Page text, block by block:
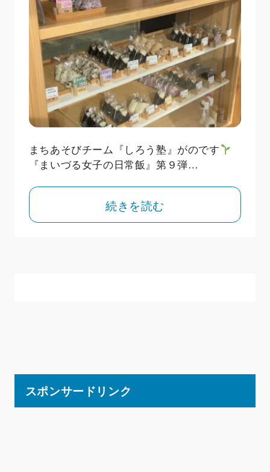
まちあそびチーム『しろう塾』がのです
『まいづる女子の日常飯』第９弾…
続きを読む
スポンサードリンク